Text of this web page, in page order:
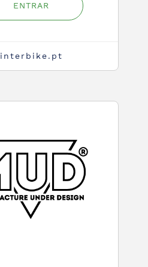
ENTRAR
interbike.pt